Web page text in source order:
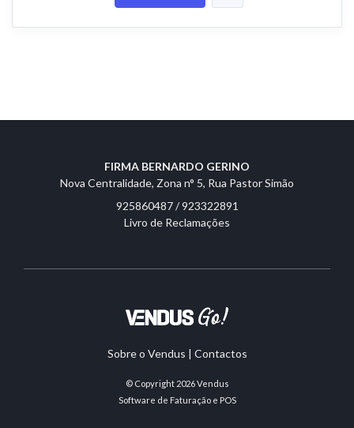
FIRMA BERNARDO GERINO
Nova Centralidade, Zona n° 5, Rua Pastor Simão
925860487 / 923322891
Livro de Reclamações
Sobre o Vendus | Contactos
© Copyright 2026Vendus
Software de Faturação e POS